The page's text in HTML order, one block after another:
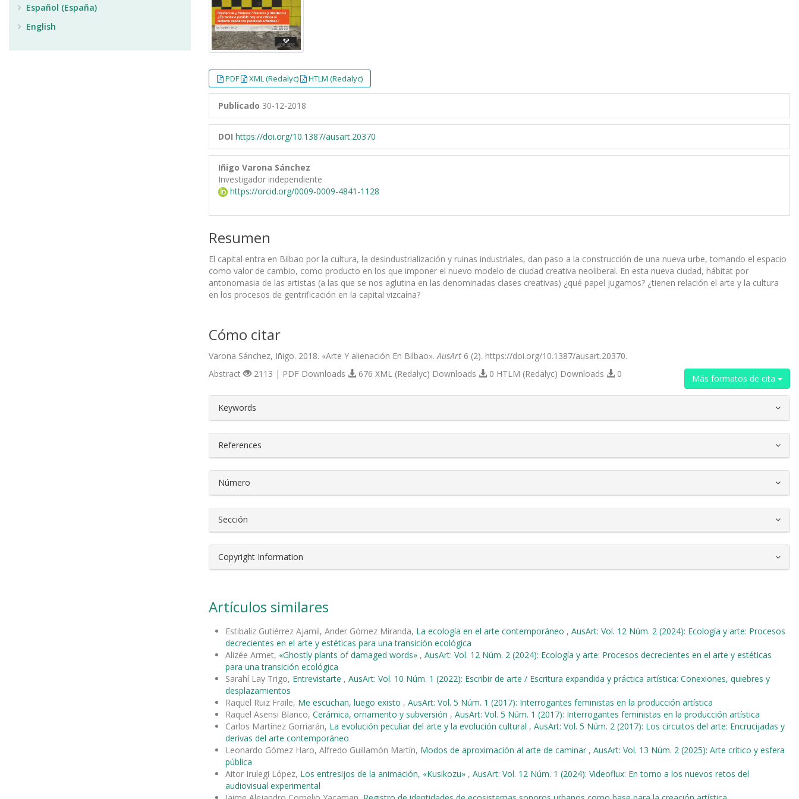
PDF XML (Redalyc) HTLM (Redalyc)
Publicado 30-12-2018
DOI https://doi.org/10.1387/ausart.20370
Iñigo Varona Sánchez
Investigador independiente
https://orcid.org/0009-0009-4841-1128
Resumen
El capital entra en Bilbao por la cultura, la desindustrialización y ruinas industriales, dan paso a la construcción de una nueva urbe, tomando el espacio
como valor de cambio, como producto en los que imponer el nuevo modelo de ciudad creativa neoliberal. En esta nueva ciudad, hábitat por
antonomasia de las artistas (a las que se nos aglutina en las denominadas clases creativas) ¿qué papel jugamos? ¿tienen relación el arte y la cultura
en los procesos de gentrificación en la capital vizcaína?
Cómo citar
Varona Sánchez, Iñigo. 2018. «Arte Y alienación En Bilbao». AusArt 6 (2). https://doi.org/10.1387/ausart.20370.
Más formatos de cita
Abstract 2113 | PDF Downloads 676 XML (Redalyc) Downloads 0 HTLM (Redalyc) Downloads 0
##plugins.themes.bootstrap3.article.details##
Keywords
References
Número
Sección
Copyright Information
Artículos similares
Estibaliz Gutiérrez Ajamil, Ander Gómez Miranda, La ecología en el arte contemporáneo , AusArt: Vol. 12 Núm. 2 (2024): Ecología y arte: Procesos
decrecientes en el arte y estéticas para una transición ecológica
Alizée Armet, «Ghostly plants of damaged words» , AusArt: Vol. 12 Núm. 2 (2024): Ecología y arte: Procesos decrecientes en el arte y estéticas
para una transición ecológica
Sarahí Lay Trigo, Entrevistarte , AusArt: Vol. 10 Núm. 1 (2022): Escribir de arte / Escritura expandida y práctica artística: Conexiones, quiebres y
desplazamientos
Raquel Ruiz Fraile, Me escuchan, luego existo , AusArt: Vol. 5 Núm. 1 (2017): Interrogantes feministas en la producción artística
Raquel Asensi Blanco, Cerámica, ornamento y subversión , AusArt: Vol. 5 Núm. 1 (2017): Interrogantes feministas en la producción artística
Carlos Martínez Gorriarán, La evolución peculiar del arte y la evolución cultural , AusArt: Vol. 5 Núm. 2 (2017): Los circuitos del arte: Encrucijadas y
derivas del arte contemporáneo
Leonardo Gómez Haro, Alfredo Guillamón Martín, Modos de aproximación al arte de caminar , AusArt: Vol. 13 Núm. 2 (2025): Arte crítico y esfera
pública
Aitor Irulegi López, Los entresijos de la animación, «Kusikozu» , AusArt: Vol. 12 Núm. 1 (2024): Videoflux: En torno a los nuevos retos del
audiovisual experimental
Español (España)
English